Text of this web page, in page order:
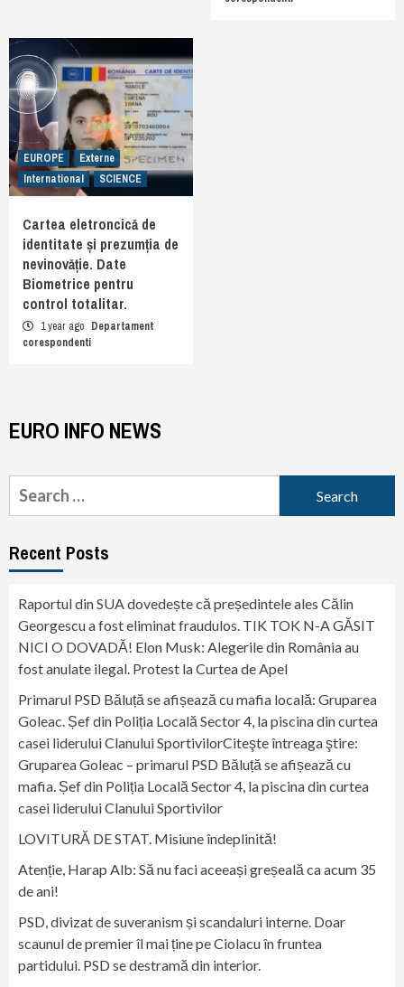
EUROPE
Externe
International
SCIENCE
Cartea eletroncică de
identitate și prezumția de
nevinovăție. Date
Biometrice pentru
control totalitar.
1 year ago Departament
corespondenti
EURO INFO NEWS
Search
for:
Recent Posts
Raportul din SUA dovedește că președintele ales Călin
Georgescu a fost eliminat fraudulos. TIK TOK N-A GĂSIT
NICI O DOVADĂ! Elon Musk: Alegerile din România au
fost anulate ilegal. Protest la Curtea de Apel
Primarul PSD Băluță se afișează cu mafia locală: Gruparea
Goleac. Șef din Poliția Locală Sector 4, la piscina din curtea
casei liderului Clanului SportivilorCiteşte întreaga ştire:
Gruparea Goleac – primarul PSD Băluță se afișează cu
mafia. Șef din Poliția Locală Sector 4, la piscina din curtea
casei liderului Clanului Sportivilor
LOVITURĂ DE STAT. Misiune îndeplinită!
Atenție, Harap Alb: Să nu faci aceeași greșeală ca acum 35
de ani!
PSD, divizat de suveranism și scandaluri interne. Doar
scaunul de premier îl mai ține pe Ciolacu în fruntea
partidului. PSD se destramă din interior.